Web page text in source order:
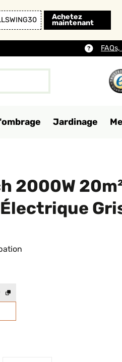
Achetez
maintenant
Jardinage
2000W